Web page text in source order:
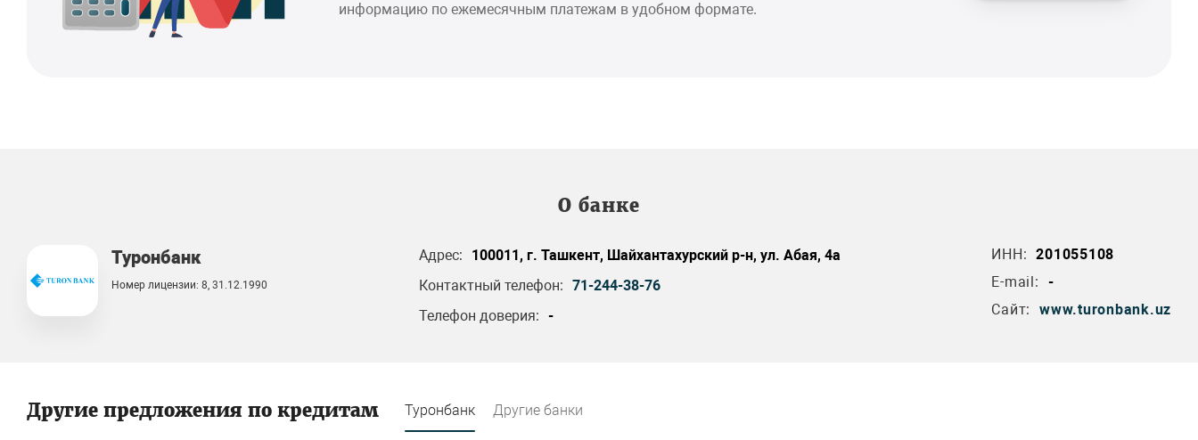
информацию по ежемесячным платежам в удобном формате.
О банке
Туронбанк
Номер лицензии: 8, 31.12.1990
Адрес:
100011, г. Ташкент, Шайхантахурский р-н, ул. Абая, 4а
Контактный телефон: 71-244-38-76
Телефон доверия: -
ИНН: 201055108
E-mail:
-
Сайт:
www.turonbank.uz
Другие предложения по кредитам Туронбанк Другие банки